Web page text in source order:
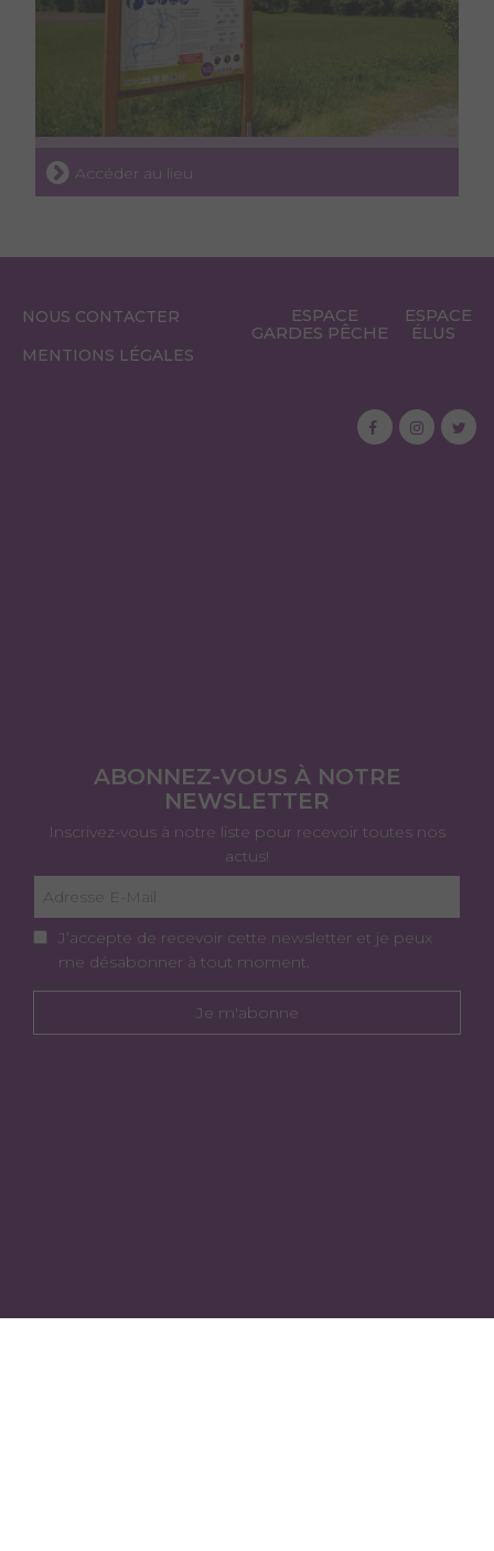
Accéder au lieu
NOUS CONTACTER
MENTIONS LÉGALES
ESPACE
GARDES PÊCHE
ESPACE
ÉLUS
ABONNEZ-VOUS À NOTRE
NEWSLETTER
Inscrivez-vous à notre liste pour recevoir toutes nos
actus!
J’accepte de recevoir cette newsletter et je peux
me désabonner à tout moment.
Je m'abonne